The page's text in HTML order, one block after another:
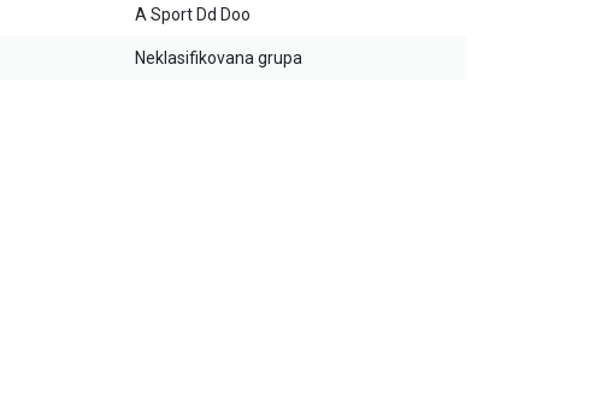
A Sport Dd Doo
Neklasifikovana grupa